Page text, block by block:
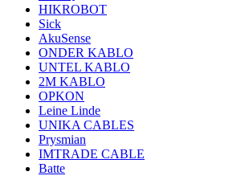
HIKROBOT
Sick
AkuSense
ONDER KABLO
UNTEL KABLO
2M KABLO
OPKON
Leine Linde
UNIKA CABLES
Prysmian
IMTRADE CABLE
Batte